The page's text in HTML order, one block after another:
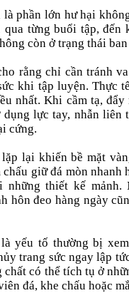
phần lớn hư hại
qua từng buổi tập, đến
còn ở trạng thái ban
rằng chỉ cần tránh
khi tập luyện. Thực
nhất. Khi cầm tạ, đẩy
dụng lực tay, nhẫn liên
cứng.
lại khiến bề mặt
giữ đá mòn nhanh
những thiết kế mảnh.
hôn đeo hàng ngày
yếu tố thường bị
trang sức ngay lập
chất có thể tích tụ ở
đá, khe chấu hoặc